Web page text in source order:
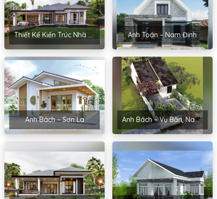
Anh Toán – Nam Định
Anh Bách – Sơn La Anh Bách – Vụ Bản, Nam Định